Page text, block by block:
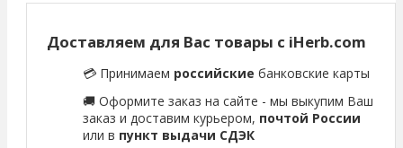
Доставляем для Вас товары с iHerb.com
💳 Принимаем российские банковские карты
🚚 Оформите заказ на сайте - мы выкупим Ваш
заказ и доставим курьером, почтой России
или в пункт выдачи СДЭК